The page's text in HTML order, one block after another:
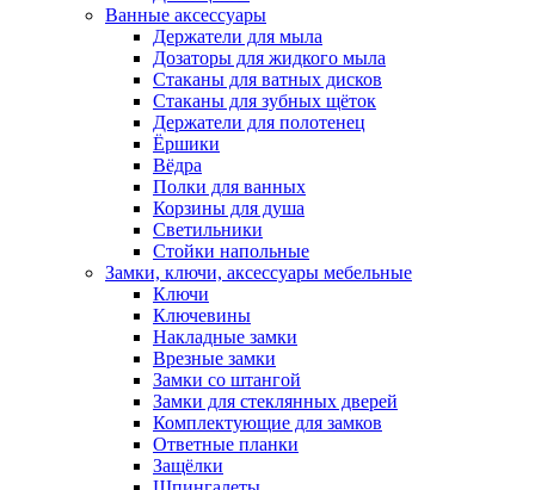
Ванные аксессуары
Держатели для мыла
Дозаторы для жидкого мыла
Стаканы для ватных дисков
Стаканы для зубных щёток
Держатели для полотенец
Ёршики
Вёдра
Полки для ванных
Корзины для душа
Светильники
Стойки напольные
Замки, ключи, аксессуары мебельные
Ключи
Ключевины
Накладные замки
Врезные замки
Замки со штангой
Замки для стеклянных дверей
Комплектующие для замков
Ответные планки
Защёлки